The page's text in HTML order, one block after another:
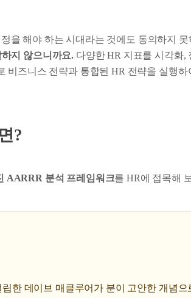
을 해야 하는 시대라는 것에도 동의하지 못
지 않으니까요. 다양한 HR 지표를 시각화,
비즈니스 전략과 통합된 HR 전략을 실행하
?
AARRR 분석 프레임워크를 HR에 접목해
립한 데이브 매클루어가 분이 고안한 개념